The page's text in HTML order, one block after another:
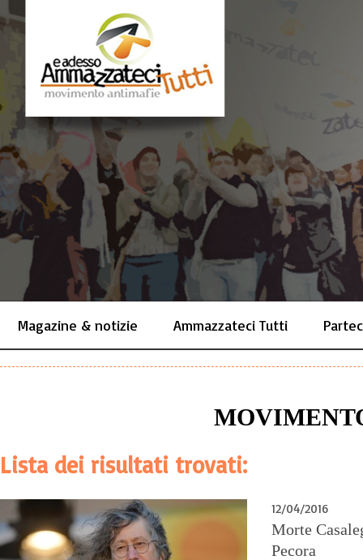
Magazine & notizie Ammazzateci Tutti
Lista dei risultati trovati:
12/04/2016
Morte
Pecora